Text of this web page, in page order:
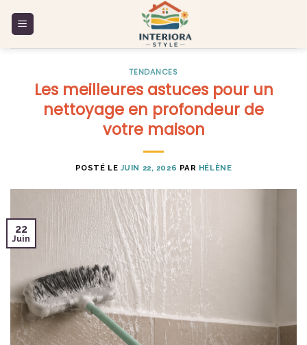
TENDANCES
Les meilleures astuces pour un
nettoyage en profondeur de
votre maison
POSTÉ LE JUIN 22, 2026 PAR HÉLÈNE
22
Juin